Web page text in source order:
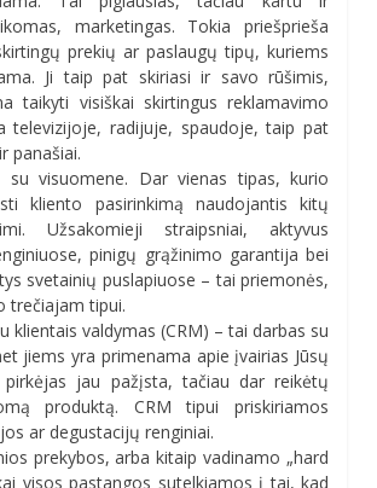
marketingas. Tokia priešprieša
prekių ar paslaugų tipų, kuriems
Ji taip pat skiriasi ir savo rūšimis,
taikyti visiškai skirtingus reklamavimo
televizijoje, radijuje, spaudoje, taip pat
panašiai.
su visuomene. Dar vienas tipas, kurio
kliento pasirinkimą naudojantis kitų
Užsakomieji straipsniai, aktyvus
pinigų grąžinimo garantija bei
svetainių puslapiuose – tai priemonės,
trečiajam tipui.
klientais valdymas (CRM) – tai darbas su
jiems yra primenama apie įvairias Jūsų
pirkėjas jau pažįsta, tačiau dar reikėtų
produktą. CRM tipui priskiriamos
ar degustacijų renginiai.
prekybos, arba kitaip vadinamo „hard
visos pastangos sutelkiamos į tai, kad